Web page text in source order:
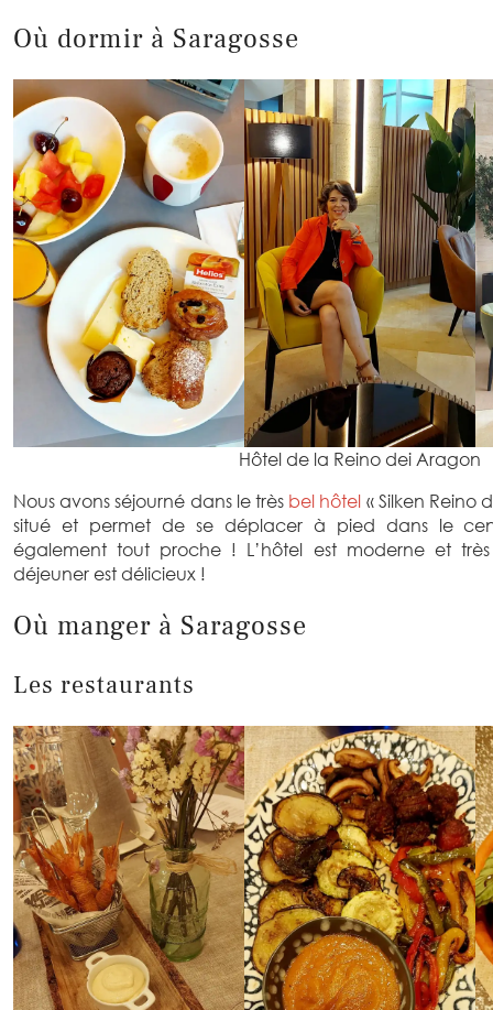
Où dormir à Saragosse
Hôtel de la Reino dei Aragon
Nous avons séjourné dans le très bel hôtel « Silken Reino
situé et permet de se déplacer à pied dans le
également tout proche ! L’hôtel est moderne et
déjeuner est délicieux !
Où manger à Saragosse
Les restaurants